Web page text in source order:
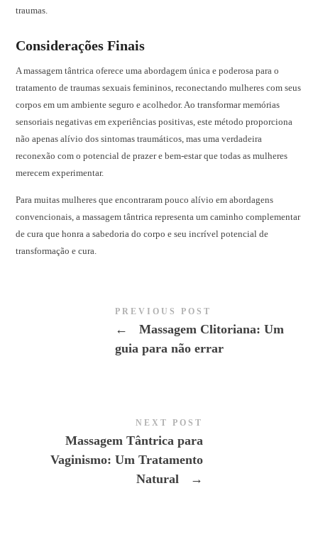
traumas.
Considerações Finais
A massagem tântrica oferece uma abordagem única e poderosa para o
tratamento de traumas sexuais femininos, reconectando mulheres com seus
corpos em um ambiente seguro e acolhedor. Ao transformar memórias
sensoriais negativas em experiências positivas, este método proporciona
não apenas alívio dos sintomas traumáticos, mas uma verdadeira
reconexão com o potencial de prazer e bem-estar que todas as mulheres
merecem experimentar.
Para muitas mulheres que encontraram pouco alívio em abordagens
convencionais, a massagem tântrica representa um caminho complementar
de cura que honra a sabedoria do corpo e seu incrível potencial de
transformação e cura.
PREVIOUS POST
←
Massagem Clitoriana: Um
guia para não errar
NEXT POST
Massagem Tântrica para
Vaginismo: Um Tratamento
Natural
→